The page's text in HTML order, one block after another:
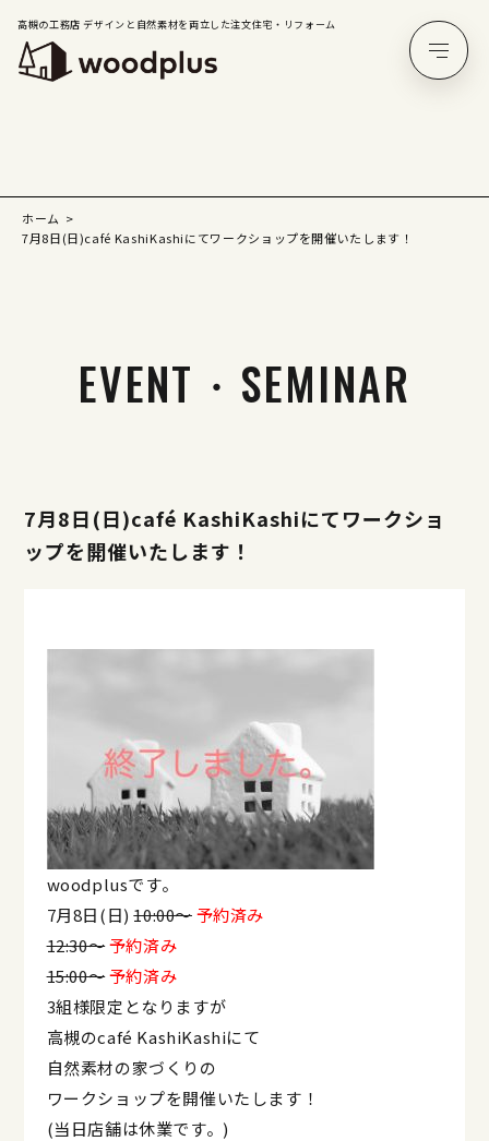
高槻の工務店 デザインと自然素材を両立した注文住宅・リフォーム
ホーム
7月8日(日)café KashiKashiにてワークショップを開催いたします！
EVENT・SEMINAR
7月8日(日)café KashiKashiにてワークショ
ップを開催いたします！
woodplusです。
7月8日(日)10:00～予約済み
12:30～予約済み
15:00～予約済み
3組様限定となりますが
高槻のcafé KashiKashiにて
自然素材の家づくりの
ワークショップを開催いたします！
(当日店舗は休業です。)